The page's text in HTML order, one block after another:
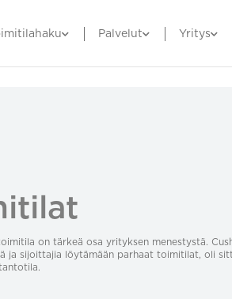
Palvelut Yritys
on tärkeä osa yrityksen menestystä.
ja sijoittajia löytämään parhaat toimitilat, oli